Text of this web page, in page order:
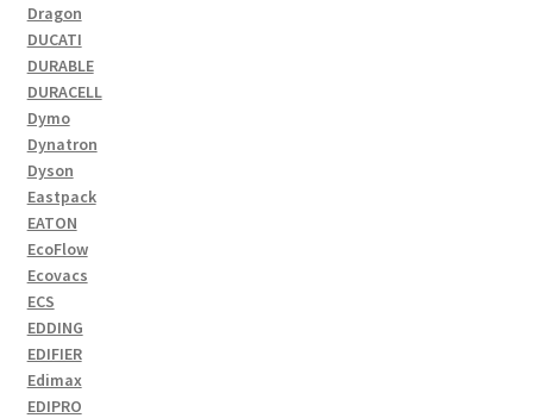
Dragon
DUCATI
DURABLE
DURACELL
Dymo
Dynatron
Dyson
Eastpack
EATON
EcoFlow
Ecovacs
ECS
EDDING
EDIFIER
Edimax
EDIPRO